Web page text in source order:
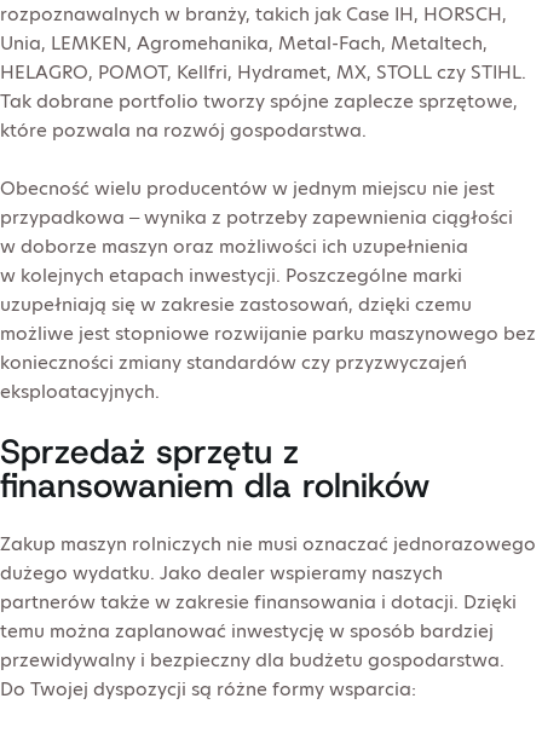
rozpoznawalnych w branży, takich jak Case IH, HORSCH,
Unia, LEMKEN, Agromehanika, Metal-Fach, Metaltech,
HELAGRO, POMOT, Kellfri, Hydramet, MX, STOLL czy STIHL.
Tak dobrane portfolio tworzy spójne zaplecze sprzętowe,
które pozwala na rozwój gospodarstwa.
Obecność wielu producentów w jednym miejscu nie jest
przypadkowa – wynika z potrzeby zapewnienia ciągłości
w doborze maszyn oraz możliwości ich uzupełnienia
w kolejnych etapach inwestycji. Poszczególne marki
uzupełniają się w zakresie zastosowań, dzięki czemu
możliwe jest stopniowe rozwijanie parku maszynowego bez
konieczności zmiany standardów czy przyzwyczajeń
eksploatacyjnych.
Sprzedaż sprzętu z
finansowaniem dla rolników
Zakup maszyn rolniczych nie musi oznaczać jednorazowego
dużego wydatku. Jako dealer wspieramy naszych
partnerów także w zakresie finansowania i dotacji. Dzięki
temu można zaplanować inwestycję w sposób bardziej
przewidywalny i bezpieczny dla budżetu gospodarstwa.
Do Twojej dyspozycji są różne formy wsparcia: